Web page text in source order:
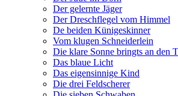
Der gelernte Jäger
Der Dreschflegel vom Himmel
De beiden Künigeskinner
Vom klugen Schneiderlein
Die klare Sonne bringts an den
Das blaue Licht
Das eigensinnige Kind
Die drei Feldscherer